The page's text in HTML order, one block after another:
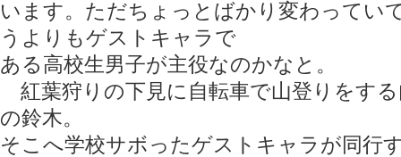
います。ただちょっとばかり変わってい
うよりもゲストキャラで
ある高校生男子が主役なのかなと。
紅葉狩りの下見に自転車で山登りをす
の鈴木。
そこへ学校サボったゲストキャラが同行